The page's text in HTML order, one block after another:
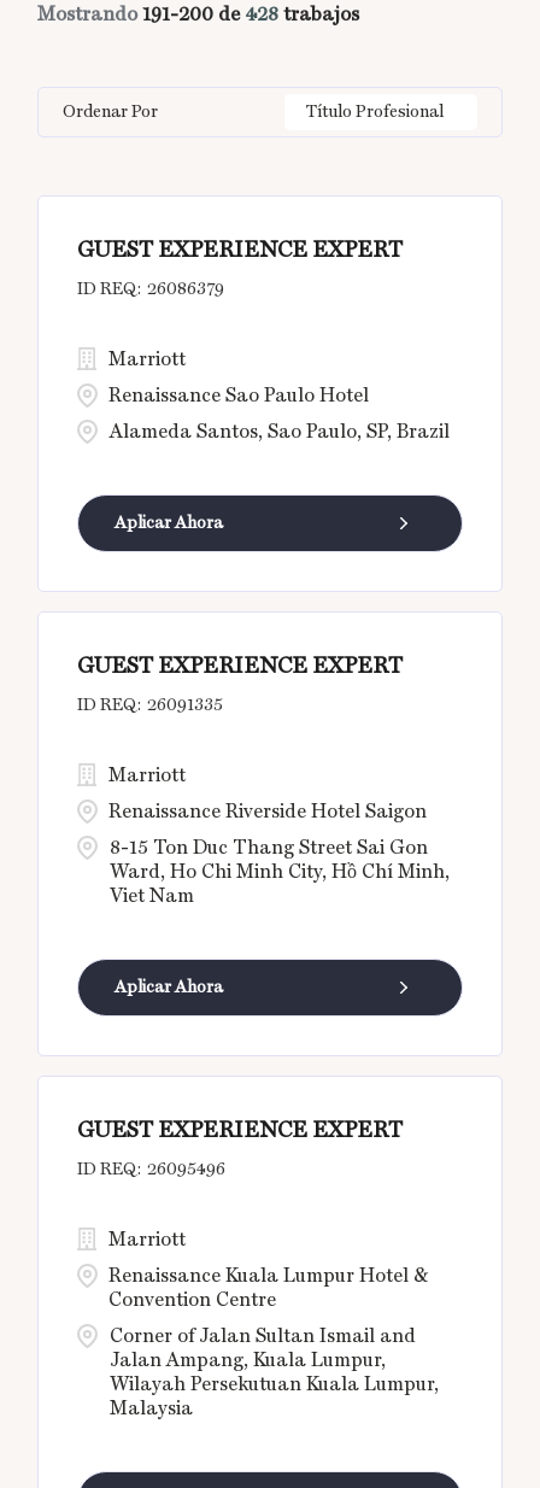
Information Technology 2
Germany 5
BC 1
Beijing 4
Brussel 1
Bali
Bangkok 15
Barcelona 6
Beijing 4
Bengaluru
Tiempo parcial
Mostrando 191-200 de 428 trabajos
Ordenar Por Título Profesional
GUEST EXPERIENCE EXPERT
26086379
Alameda Santos, Sao Paulo, SP, Brazil
Marriott
Renaissance Sao Paulo Hotel
Aplicar Ahora
GUEST EXPERIENCE EXPERT
26091335
8-15 Ton Duc Thang Street Sai Gon
Ward, Ho Chi Minh City, Hồ Chí Minh,
Viet Nam
Marriott
Renaissance Riverside Hotel Saigon
Aplicar Ahora
GUEST EXPERIENCE EXPERT
26095496
Corner of Jalan Sultan Ismail and
Jalan Ampang, Kuala Lumpur,
Wilayah Persekutuan Kuala Lumpur,
Malaysia
Marriott
Renaissance Kuala Lumpur Hotel &
Convention Centre